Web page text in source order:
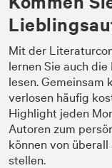
Mit der
lernen Sie auch
lesen. Gemeinsam
verlosen häufig
Highlight jeden
Autoren zum
können von
stellen.